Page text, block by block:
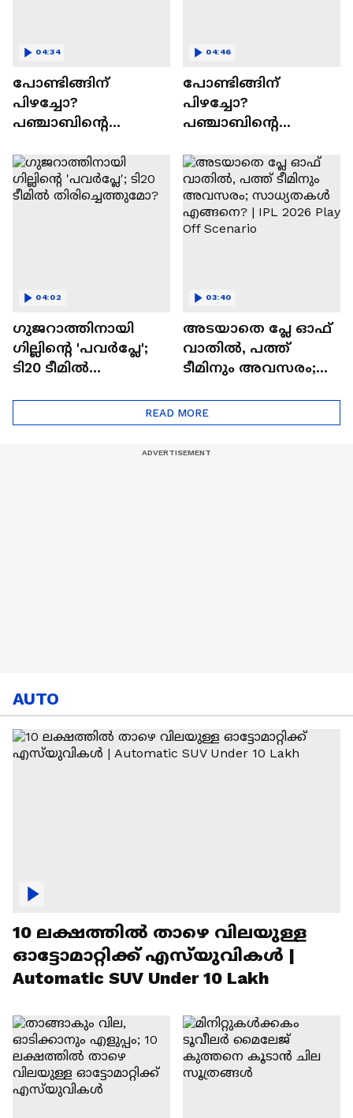
പോണ്ടിങ്ങിന്
പിഴച്ചോ?
പഞ്ചാബിന്റെ
കാരണങ്ങള്‍ | Punjab
Kings | IPL 2026
04:34
പോണ്ടിങ്ങിന്
പിഴച്ചോ?
പഞ്ചാബിന്റെ
കാരണങ്ങള്‍
04:46
ഗുജറാത്തിനായി
ഗില്ലിന്റെ 'പവര്‍പ്ലേ';
ടി20 ടീമില്‍
04:02
അടയാതെ പ്ലേ ഓഫ്
വാതില്‍, പത്ത്
ടീമിനും അവസരം;
എങ്ങനെ? | IPL 2026
Play Off Scenario
03:40
READ MORE
AUTO
10 ലക്ഷത്തിൽ താഴെ വിലയുള്ള
ഓട്ടോമാറ്റിക്ക് എസ്‍യുവികൾ |
Automatic SUV Under 10 Lakh